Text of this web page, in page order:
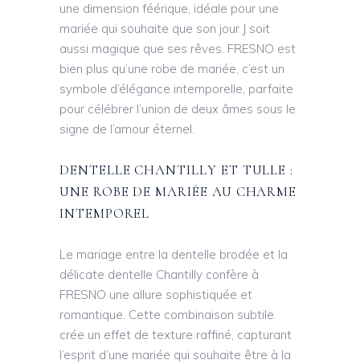
une dimension féérique, idéale pour une
mariée qui souhaite que son jour J soit
aussi magique que ses rêves. FRESNO est
bien plus qu’une robe de mariée, c’est un
symbole d’élégance intemporelle, parfaite
pour célébrer l’union de deux âmes sous le
signe de l’amour éternel.
DENTELLE CHANTILLY ET TULLE :
UNE ROBE DE MARIÉE AU CHARME
INTEMPOREL
Le mariage entre la dentelle brodée et la
délicate dentelle Chantilly confère à
FRESNO une allure sophistiquée et
romantique. Cette combinaison subtile
crée un effet de texture raffiné, capturant
l’esprit d’une mariée qui souhaite être à la